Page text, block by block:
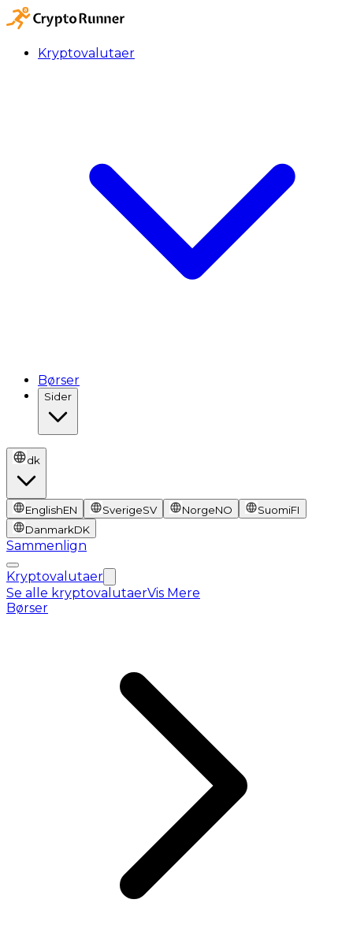
Kryptovalutaer
Børser
Sider
dk
EnglishEN SverigeSV NorgeNO SuomiFI
DanmarkDK
Sammenlign
Kryptovalutaer
Se alle kryptovalutaerVis Mere
Børser